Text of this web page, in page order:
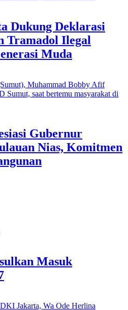
Dukung Deklarasi
Tramadol Ilegal
Muda
Gubernur
Nias, Komitmen
Masuk